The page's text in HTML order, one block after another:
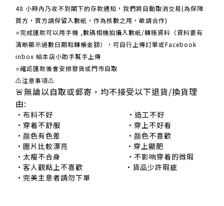
48 小時內乃收不到閣下的存款通知，我們將自動取消交易(為保障
買方，買方請保留入數紙，作為核數之用，敬請合作)
⭐完成匯款可以用手機 ,數碼相機拍攝入數紙/轉賬資料（資料要有
清晰顯示過數日期和轉帳金額），可自行上傳訂單或Facebook
inbox 給本店小助手幫手上傳
⭐確認匯款後會安排發貨或門市自取
⚠注意事項⚠
🚨無論以自取或郵寄，均不接受以下退貨/換貨理
由:
•布料不好 •造工不好
•穿着不舒服 •穿上不好看
•颜色有色差 •颜色不喜歡
•圖片比較漂亮 •穿上顯肥
•太瘦不合身 •不影响穿着的微瑕
•客人觀點上不喜歡 •貨品少許瑕疵
•完美主意者請勿下單